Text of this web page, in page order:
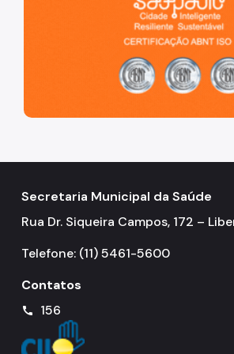
Perguntas Frequentes
Secretaria Municipal da Saúde
Rua Dr. Siqueira Campos, 172 –
Telefone: (11) 5461-5600
Contatos
call 156